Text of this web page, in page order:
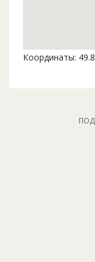
Координаты: